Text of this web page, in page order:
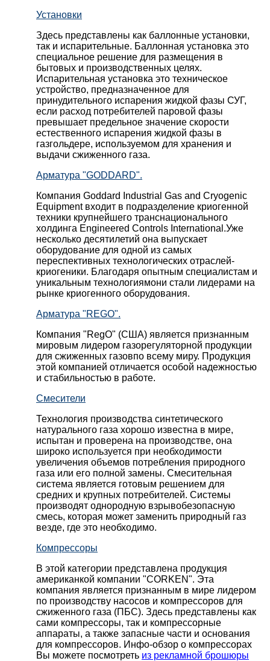
Установки
Здесь представлены как баллонные установки,
так и испарительные. Баллонная установка это
специальное решение для размещения в
бытовых и производственных целях.
Испарительная установка это техническое
устройство, предназначенное для
принудительного испарения жидкой фазы СУГ,
если расход потребителей паровой фазы
превышает предельное значение скорости
естественного испарения жидкой фазы в
газгольдере, используемом для хранения и
выдачи сжиженного газа.
Арматура "GODDARD".
Компания Goddard Industrial Gas and Cryogenic
Equipment входит в подразделение криогенной
техники крупнейшего транснационального
холдинга Engineered Controls International.Уже
несколько десятилетий она выпускает
оборудование для одной из самых
переспективных технологических отраслей-
криогеники. Благодаря опытным специалистам и
уникальным технологиямони стали лидерами на
рынке криогенного оборудования.
Арматура "REGO".
Компания "RegO" (США) является признанным
мировым лидером газорегуляторной продукции
для сжиженных газовпо всему миру. Продукция
этой компанией отличается особой надежностью
и стабильностью в работе.
Смесители
Технология производства синтетического
натурального газа хорошо известна в мире,
испытан и проверена на производстве, она
широко используется при необходимости
увеличения объемов потребления природного
газа или его полной замены. Смесительная
система является готовым решением для
средних и крупных потребителей. Системы
производят однородную взрывобезопасную
смесь, которая может заменить природный газ
везде, где это необходимо.
Компрессоры
В этой категории представлена продукция
американкой компании "CORKEN". Эта
компания является признанным в мире лидером
по производству насосов и компрессоров для
сжиженного газа (ПБС). Здесь представлены как
сами компрессоры, так и компрессорные
аппараты, а также запасные части и основания
для компрессоров. Инфо-обзор о компрессорах
Вы можете посмотреть из рекламной брошюры